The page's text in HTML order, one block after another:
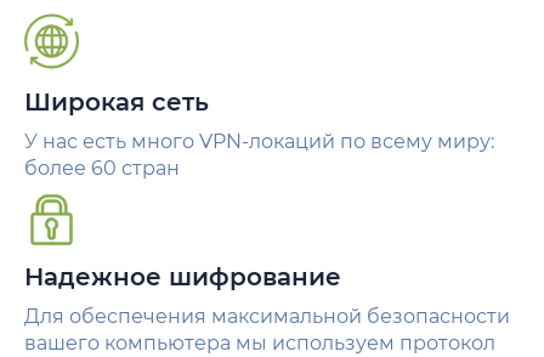
Широкая сеть
У нас есть много VPN-локаций по всему миру:
более 60 стран
Надежное шифрование
Для обеспечения максимальной безопасности
вашего компьютера мы используем протокол